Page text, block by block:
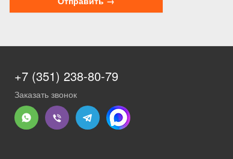
+7 (351) 238-80-79
Заказать звонок